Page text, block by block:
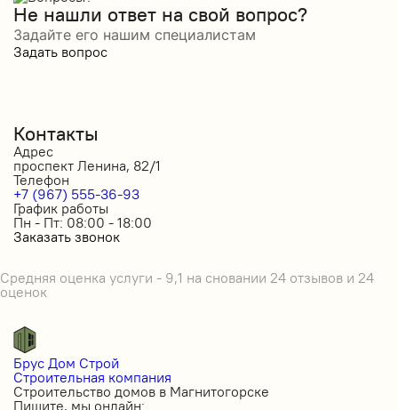
Не нашли ответ на свой вопрос?
Задайте его нашим специалистам
Задать вопрос
Контакты
Адрес
проспект Ленина, 82/1
Телефон
+7 (967) 555-36-93
График работы
Пн - Пт: 08:00 - 18:00
Заказать звонок
Средняя оценка услуги - 9,1 на сновании 24 отзывов и 24
оценок
Брус Дом Строй
Строительная компания
Строительство домов в Магнитогорске
Пишите, мы онлайн: